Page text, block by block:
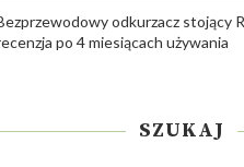
odkurzacz stojący
po 4 miesiącach używania
SZUKAJ